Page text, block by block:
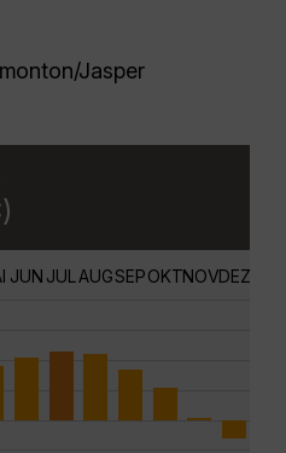
Jasper
JUN JUL AUGSEPOKTNOVDEZ